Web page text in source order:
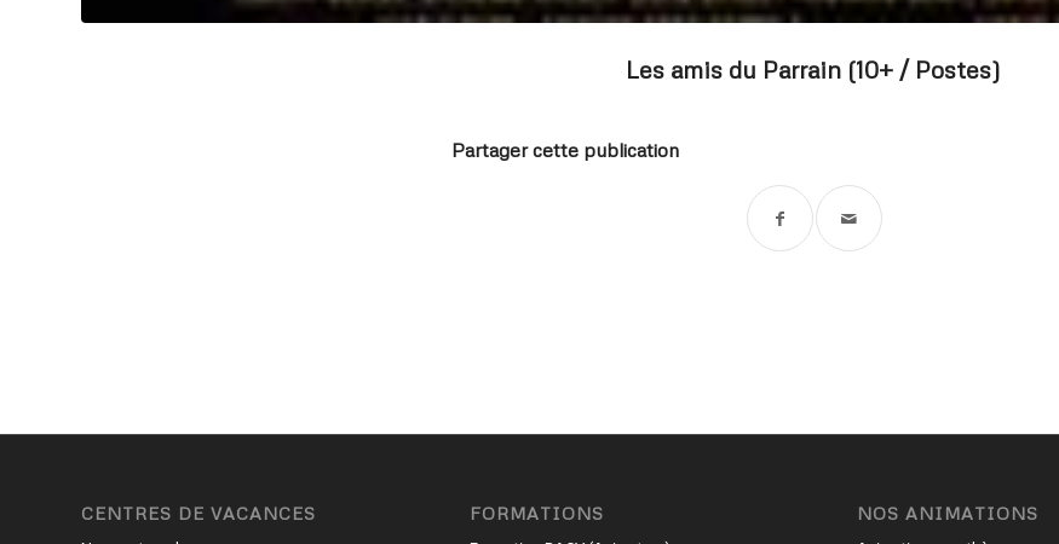
Les amis du Parrain (10+ / Postes)
Partager cette publication
CENTRES DE VACANCES FORMATIONS NOS ANIMATIONS